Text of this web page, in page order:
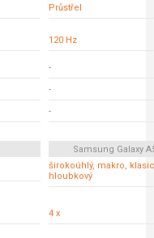
Průstřel
120 Hz
-
-
-
Samsung Galaxy
širokoúhlý, makro,
hloubkový
4 x